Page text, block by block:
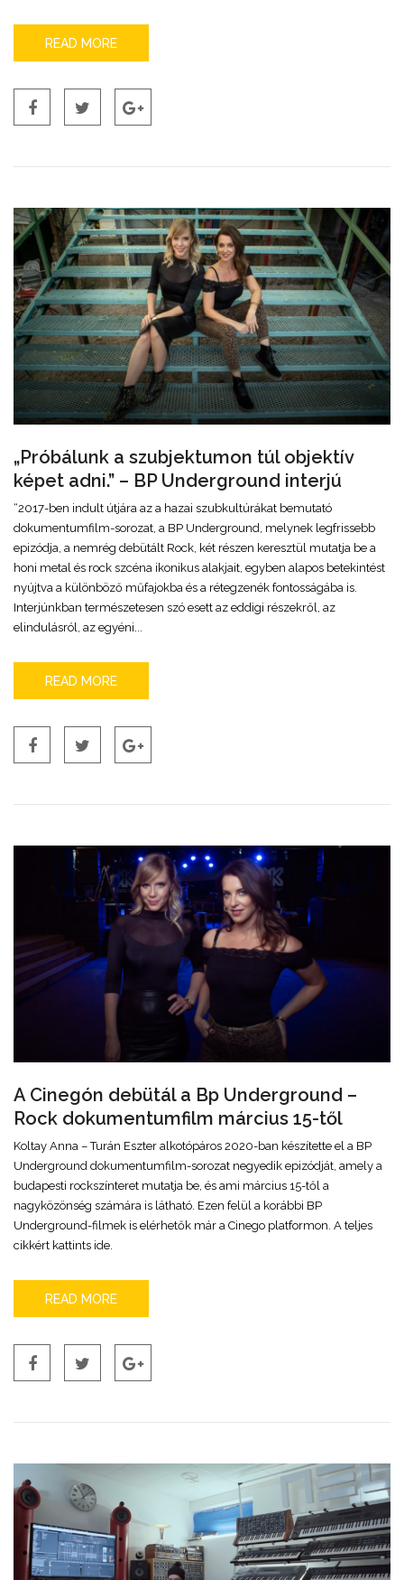
READ MORE
„Próbálunk a szubjektumon túl objektív
képet adni.” – BP Underground interjú
“2017-ben indult útjára az a hazai szubkultúrákat bemutató
dokumentumfilm-sorozat, a BP Underground, melynek legfrissebb
epizódja, a nemrég debütált Rock, két részen keresztül mutatja be a
honi metal és rock szcéna ikonikus alakjait, egyben alapos betekintést
nyújtva a különböző műfajokba és a rétegzenék fontosságába is.
Interjúnkban természetesen szó esett az eddigi részekről, az
elindulásról, az egyéni...
READ MORE
A Cinegón debütál a Bp Underground –
Rock dokumentumfilm március 15-től
Koltay Anna – Turán Eszter alkotópáros 2020-ban készítette el a BP
Underground dokumentumfilm-sorozat negyedik epizódját, amely a
budapesti rockszínteret mutatja be, és ami március 15-től a
nagyközönség számára is látható. Ezen felül a korábbi BP
Underground-filmek is elérhetők már a Cinego platformon. A teljes
cikkért kattints ide.
READ MORE